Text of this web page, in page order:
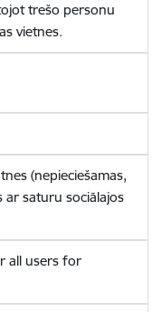
trešo personu
vietnes.
(nepieciešamas,
ar saturu sociālajos
all users for